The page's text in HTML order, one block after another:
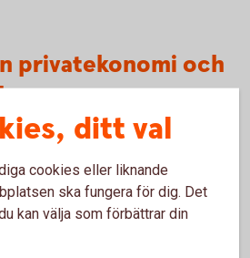
privatekonomi och
om kunskap och förmåga att
När du har koll på din ekonomi
den, kan du också ta kontroll och
och frihet.
ditt val
cookies eller liknande
ska fungera för dig. Det
kan välja som förbättrar din